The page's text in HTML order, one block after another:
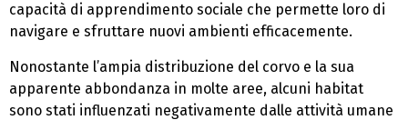
capacità di apprendimento sociale che permette loro di
navigare e sfruttare nuovi ambienti efficacemente.
Nonostante l’ampia distribuzione del corvo e la sua
apparente abbondanza in molte aree, alcuni habitat
sono stati influenzati negativamente dalle attività umane